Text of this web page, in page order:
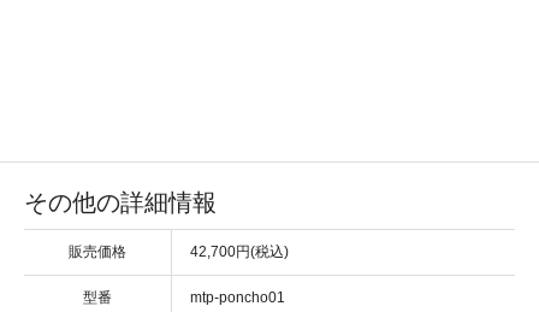
その他の詳細情報
販売価格 42,700円(税込)
型番 mtp-poncho01